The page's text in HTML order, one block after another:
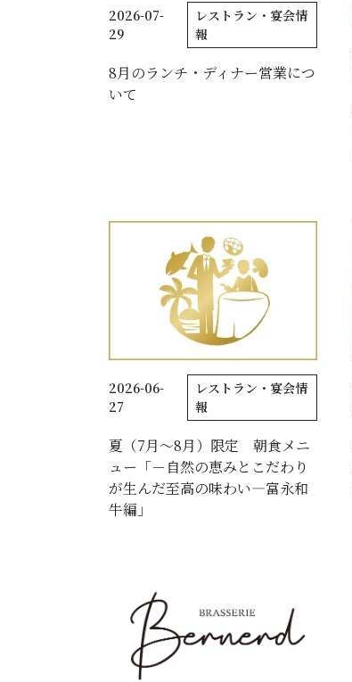
約款・規則
クッキーポリシー
2026-07-
29
レストラン・宴会情
報
8月のランチ・ディナー営業につ
いて
2026-06-
27
レストラン・宴会情
報
夏（7月～8月）限定 朝食メニ
ュー「－自然の恵みとこだわり
が生んだ至高の味わい―富永和
牛編」